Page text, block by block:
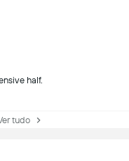
half.
tudo